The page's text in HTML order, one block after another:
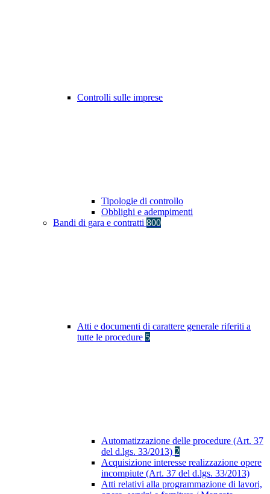
Controlli sulle imprese
Tipologie di controllo
Obblighi e adempimenti
Bandi di gara e contratti 800
Atti e documenti di carattere generale riferiti a
tutte le procedure 5
Automatizzazione delle procedure (Art. 37
del d.lgs. 33/2013) 2
Acquisizione interesse realizzazione opere
incompiute (Art. 37 del d.lgs. 33/2013)
Atti relativi alla programmazione di lavori,